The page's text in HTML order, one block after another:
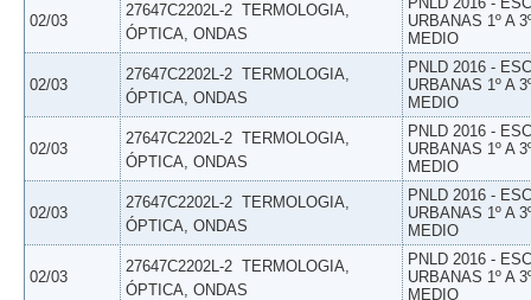
02/03
27647C2202L-2  TERMOLOGIA,
ÓPTICA, ONDAS
URBANAS 1º A
MEDIO
02/03
27647C2202L-2  TERMOLOGIA,
ÓPTICA, ONDAS
PNLD 2016 -
URBANAS 1º A
MEDIO
02/03
27647C2202L-2  TERMOLOGIA,
ÓPTICA, ONDAS
PNLD 2016 -
URBANAS 1º A
MEDIO
02/03
27647C2202L-2  TERMOLOGIA,
ÓPTICA, ONDAS
PNLD 2016 -
URBANAS 1º A
MEDIO
02/03
27647C2202L-2  TERMOLOGIA,
ÓPTICA, ONDAS
PNLD 2016 -
URBANAS 1º A
MEDIO